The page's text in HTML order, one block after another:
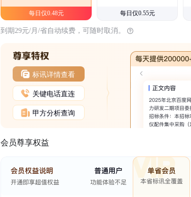
每日仅0.48元 每日仅0.55元
到期29元/月/省自动续费，可随时取消。
标讯详情查看
关键电话直连
甲方分析查询
会员尊享权益